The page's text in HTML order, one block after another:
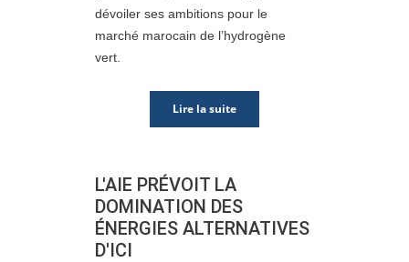
dévoiler ses ambitions pour le
marché marocain de l’hydrogène
vert.
Lire la suite
L'AIE PRÉVOIT LA
DOMINATION DES
ÉNERGIES ALTERNATIVES
D'ICI